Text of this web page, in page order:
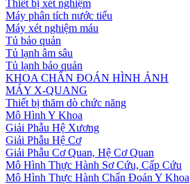
Thiết bị xét nghiệm
Máy phân tích nước tiểu
Máy xét nghiệm máu
Tủ bảo quản
Tủ lạnh âm sâu
Tủ lạnh bảo quản
KHOA CHẨN ĐOÁN HÌNH ẢNH
MÁY X-QUANG
Thiết bị thăm dò chức năng
Mô Hình Y Khoa
Giải Phẫu Hệ Xương
Giải Phẫu Hệ Cơ
Giải Phẫu Cơ Quan, Hệ Cơ Quan
Mô Hình Thực Hành Sơ Cứu, Cấp Cứu
Mô Hình Thực Hành Chẩn Đoán Y Khoa